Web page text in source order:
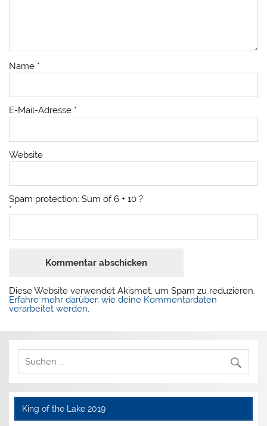
Name *
E-Mail-Adresse *
Website
Spam protection: Sum of 6 + 10 ?
*
Diese Website verwendet Akismet, um Spam zu reduzieren.
Erfahre mehr darüber, wie deine Kommentardaten
verarbeitet werden
King of the Lake 2019